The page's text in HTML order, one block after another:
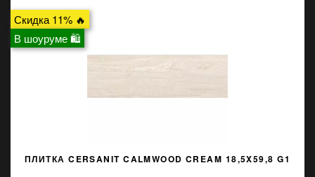
Скидка 11% 🔥
В шоуруме 🛍
ПЛИТКА CERSANIT CALMWOOD CREAM 18,5X59,8 G1